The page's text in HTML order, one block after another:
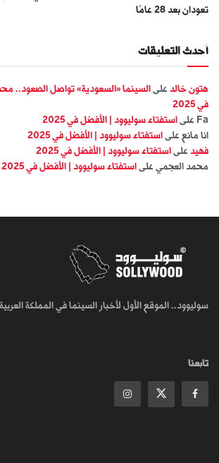
تعودان بعد 28 عامًا
أحدث التعليقات
هتون خالد على السينما «السعودية» تواصل الصعود..
في 2025
Fa على استفتاء سوليوود | الأفضل في 2025
انا مانع على استفتاء سوليوود | الأفضل في 2025
فهيد على استفتاء سوليوود | الأفضل في 2025
محمد العجمي على استفتاء سوليوود | الأفضل في 2025
سوليوود.. الموقع الأول لأخبار السينما في المملكة
تابعنا